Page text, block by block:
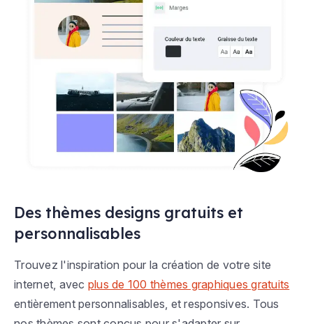
Des thèmes designs gratuits et
personnalisables
Trouvez l'inspiration pour la création de votre site
internet, avec plus de 100 thèmes graphiques gratuits
entièrement personnalisables, et responsives. Tous